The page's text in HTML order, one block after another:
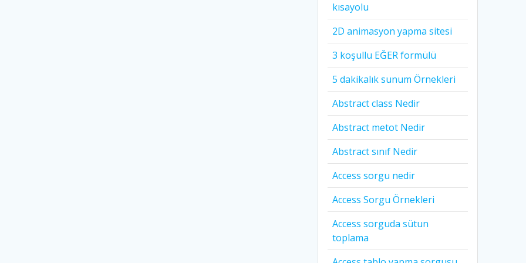
kısayolu
2D animasyon yapma sitesi
3 koşullu EĞER formülü
5 dakikalık sunum Örnekleri
Abstract class Nedir
Abstract metot Nedir
Abstract sınıf Nedir
Access sorgu nedir
Access Sorgu Örnekleri
Access sorguda sütun
toplama